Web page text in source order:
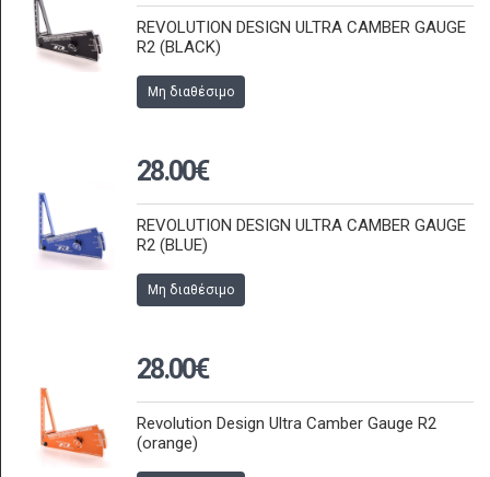
REVOLUTION DESIGN ULTRA CAMBER GAUGE
R2 (BLACK)
Μη διαθέσιμο
28.00€
REVOLUTION DESIGN ULTRA CAMBER GAUGE
R2 (BLUE)
Μη διαθέσιμο
28.00€
Revolution Design Ultra Camber Gauge R2
(orange)